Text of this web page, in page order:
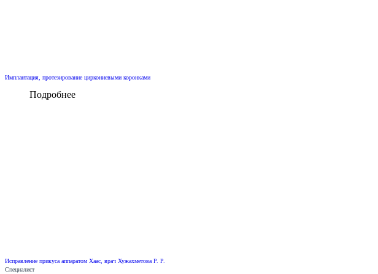
Имплантация, протезирование циркониевыми коронками
Подробнее
Исправление прикуса аппаратом Хаас, врач Хужахметова Р. Р.
Специалист